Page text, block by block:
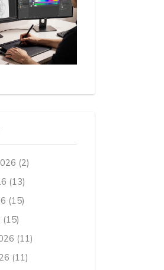
(2)
(13)
(15)
(15)
(11)
(11)